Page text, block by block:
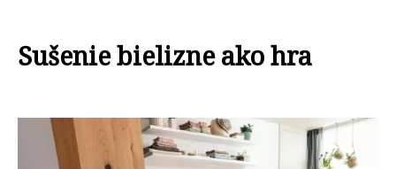
Sušenie bielizne ako hra